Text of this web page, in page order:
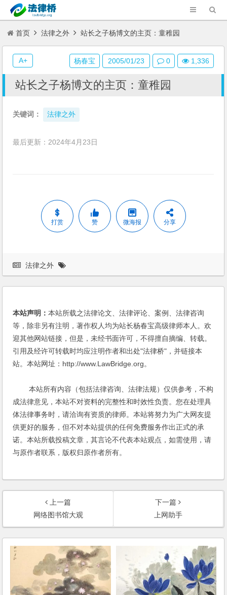
首页 法律之外 站长之子杨博文的主页：童稚园
站长之子杨博文的主页：童稚园
关键词： 法律之外
最后更新：2024年4月23日
打赏 赞 微海报 分享
杨春宝 2005/01/23 0 1,336
A+
法律之外
本站声明：本站所载之法律论文、法律评论、案例、法律咨询
等，除非另有注明，著作权人均为站长杨春宝高级律师本人。欢
迎其他网站链接，但是，未经书面许可，不得擅自摘编、转载。
引用及经许可转载时均应注明作者和出处"法律桥"，并链接本
站。本站网址：http://www.LawBridge.org。
本站所有内容（包括法律咨询、法律法规）仅供参考，不构
成法律意见，本站不对资料的完整性和时效性负责。您在处理具
体法律事务时，请洽询有资质的律师。本站将努力为广大网友提
供更好的服务，但不对本站提供的任何免费服务作出正式的承
诺。本站所载投稿文章，其言论不代表本站观点，如需使用，请
与原作者联系，版权归原作者所有。
上一篇
网络图书馆大观
下一篇
上网助手